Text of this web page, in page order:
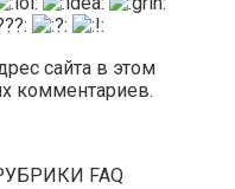
сайта в этом
комментариев.
FAQ